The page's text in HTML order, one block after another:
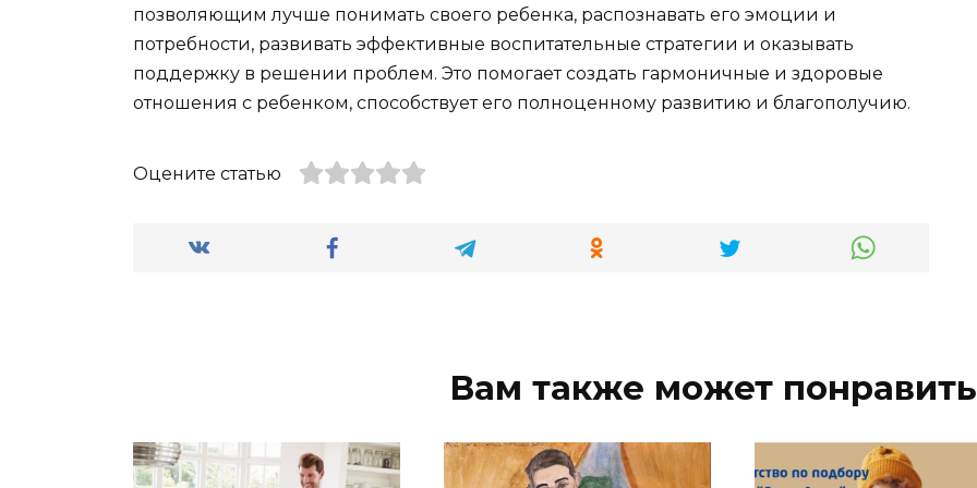
позволяющим лучше понимать своего ребенка, распознавать его эмоции и
потребности, развивать эффективные воспитательные стратегии и оказывать
поддержку в решении проблем. Это помогает создать гармоничные и здоровые
отношения с ребенком, способствует его полноценному развитию и благополучию.
Оцените статью
Вам также может